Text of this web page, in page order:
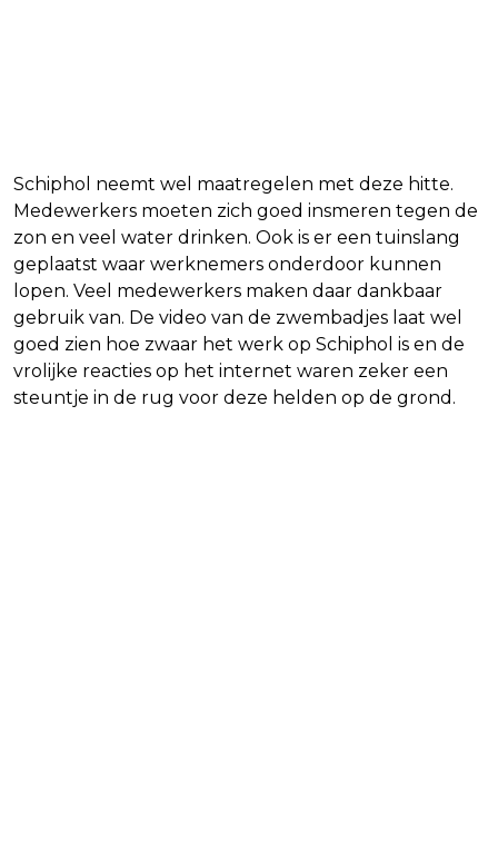
Schiphol neemt wel maatregelen met deze hitte.
Medewerkers moeten zich goed insmeren tegen de
zon en veel water drinken. Ook is er een tuinslang
geplaatst waar werknemers onderdoor kunnen
lopen. Veel medewerkers maken daar dankbaar
gebruik van. De video van de zwembadjes laat wel
goed zien hoe zwaar het werk op Schiphol is en de
vrolijke reacties op het internet waren zeker een
steuntje in de rug voor deze helden op de grond.